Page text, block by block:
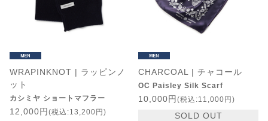
WRAPINKNOT | ラッピンノ
ット
カシミヤ ショートマフラー
12,000円 (税込:13,200円)
CHARCOAL | チャコール
OC Paisley Silk Scarf
10,000円 (税込:11,000円)
SOLD OUT